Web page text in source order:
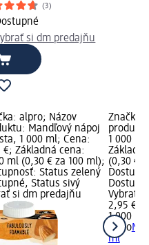
(3)
si dm predajňu
alpro; Názov
Mandľový nápoj
1 000 ml; Cena:
€; Základná cena:
ml (0,30 € za 100 ml);
Status zelený
Status sivý
si dm predajňu
Značka:
1 000
(0,30 €
Vybrať
2,95 €
1 000 ml
alpro
ml